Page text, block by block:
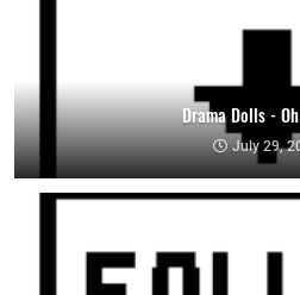
Drama Dolls -
July 29,